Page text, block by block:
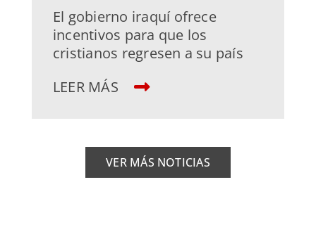
El gobierno iraquí ofrece
incentivos para que los
cristianos regresen a su país
LEER MÁS
VER MÁS NOTICIAS